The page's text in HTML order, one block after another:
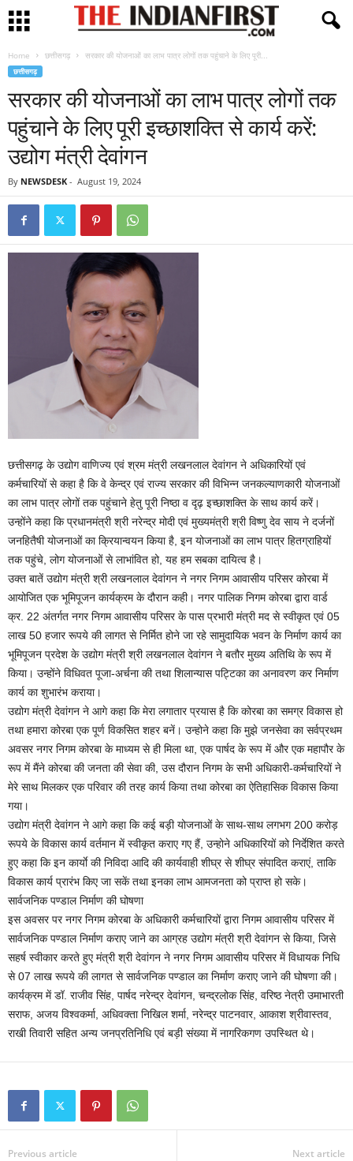
Home छत्तीसगढ़ सरकार की योजनाओं का लाभ पात्र लोगों तक पहुंचाने के लिए पूरी...
छत्तीसगढ़
सरकार की योजनाओं का लाभ पात्र लोगों तक
पहुंचाने के लिए पूरी इच्छाशक्ति से कार्य करें:
उद्योग मंत्री देवांगन
By NEWSDESK - August 19, 2024
छत्तीसगढ़ के उद्योग वाणिज्य एवं श्रम मंत्री लखनलाल देवांगन ने अधिकारियों एवं
कर्मचारियों से कहा है कि वे केन्द्र एवं राज्य सरकार की विभिन्न जनकल्याणकारी योजनाओं
का लाभ पात्र लोगों तक पहुंचाने हेतु पूरी निष्ठा व दृढ़ इच्छाशक्ति के साथ कार्य करें।
उन्होंने कहा कि प्रधानमंत्री श्री नरेन्द्र मोदी एवं मुख्यमंत्री श्री विष्णु देव साय ने दर्जनों
जनहितैषी योजनाओं का क्रियान्वयन किया है, इन योजनाओं का लाभ पात्र हितग्राहियों
तक पहुंचे, लोग योजनाओं से लाभांवित हो, यह हम सबका दायित्व है।
उक्त बातें उद्योग मंत्री श्री लखनलाल देवांगन ने नगर निगम आवासीय परिसर कोरबा में
आयोजित एक भूमिपूजन कार्यक्रम के दौरान कही। नगर पालिक निगम कोरबा द्वारा वार्ड
क्र. 22 अंतर्गत नगर निगम आवासीय परिसर के पास प्रभारी मंत्री मद से स्वीकृत एवं 05
लाख 50 हजार रूपये की लागत से निर्मित होने जा रहे सामुदायिक भवन के निर्माण कार्य का
भूमिपूजन प्रदेश के उद्योग मंत्री श्री लखनलाल देवांगन ने बतौर मुख्य अतिथि के रूप में
किया। उन्होंने विधिवत पूजा-अर्चना की तथा शिलान्यास पट्टिका का अनावरण कर निर्माण
कार्य का शुभारंभ कराया।
उद्योग मंत्री देवांगन ने आगे कहा कि मेरा लगातार प्रयास है कि कोरबा का समग्र विकास हो
तथा हमारा कोरबा एक पूर्ण विकसित शहर बनें। उन्होने कहा कि मुझे जनसेवा का सर्वप्रथम
अवसर नगर निगम कोरबा के माध्यम से ही मिला था, एक पार्षद के रूप में और एक महापौर के
रूप में मैंने कोरबा की जनता की सेवा की, उस दौरान निगम के सभी अधिकारी-कर्मचारियों ने
मेरे साथ मिलकर एक परिवार की तरह कार्य किया तथा कोरबा का ऐतिहासिक विकास किया
गया।
उद्योग मंत्री देवांगन ने आगे कहा कि कई बड़ी योजनाओं के साथ-साथ लगभग 200 करोड़
रूपये के विकास कार्य वर्तमान में स्वीकृत कराए गए हैं, उन्होने अधिकारियों को निर्देशित करते
हुए कहा कि इन कार्याे की निविदा आदि की कार्यवाही शीघ्र से शीघ्र संपादित कराएं, ताकि
विकास कार्य प्रारंभ किए जा सकें तथा इनका लाभ आमजनता को प्राप्त हो सके।
सार्वजनिक पण्डाल निर्माण की घोषणा
इस अवसर पर नगर निगम कोरबा के अधिकारी कर्मचारियों द्वारा निगम आवासीय परिसर में
सार्वजनिक पण्डाल निर्माण कराए जाने का आग्रह उद्योग मंत्री श्री देवांगन से किया, जिसे
सहर्ष स्वीकार करते हुए मंत्री श्री देवांगन ने नगर निगम आवासीय परिसर में विधायक निधि
से 07 लाख रूपये की लागत से सार्वजनिक पण्डाल का निर्माण कराए जाने की घोषणा की।
कार्यक्रम में डॉ. राजीव सिंह, पार्षद नरेन्द्र देवांगन, चन्द्रलोक सिंह, वरिष्ठ नेत्री उमाभारती
सराफ, अजय विश्वकर्मा, अधिवक्ता निखिल शर्मा, नरेन्द्र पाटनवार, आकाश श्रीवास्तव,
राखी तिवारी सहित अन्य जनप्रतिनिधि एवं बड़ी संख्या में नागरिकगण उपस्थित थे।
Previous article Next article